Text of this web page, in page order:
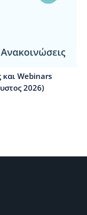
και Webinars
2026)